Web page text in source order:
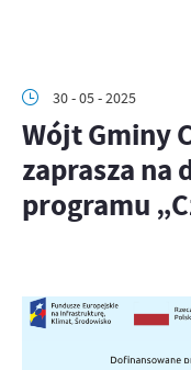
30 - 05 - 2025
Wójt Gminy
zaprasza na
programu